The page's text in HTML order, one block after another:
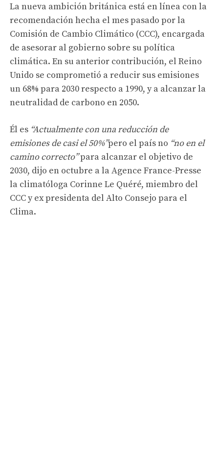
La nueva ambición británica está en línea con la
recomendación hecha el mes pasado por la
Comisión de Cambio Climático (CCC), encargada
de asesorar al gobierno sobre su política
climática. En su anterior contribución, el Reino
Unido se comprometió a reducir sus emisiones
un 68% para 2030 respecto a 1990, y a alcanzar la
neutralidad de carbono en 2050.
Él es “Actualmente con una reducción de
emisiones de casi el 50%”pero el país no “no en el
camino correcto”para alcanzar el objetivo de
2030, dijo en octubre a la Agence France-Presse
la climatóloga Corinne Le Quéré, miembro del
CCC y ex presidenta del Alto Consejo para el
Clima.